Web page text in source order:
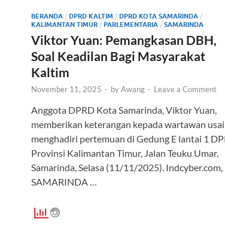
o
k
p
p
BERANDA / DPRD KALTIM / DPRD KOTA SAMARINDA /
KALIMANTAN TIMUR / PARLEMENTARIA / SAMARINDA
Viktor Yuan: Pemangkasan DBH,
Soal Keadilan Bagi Masyarakat
Kaltim
November 11, 2025 - byAwang - Leave a Comment
Anggota DPRD Kota Samarinda, Viktor Yuan,
memberikan keterangan kepada wartawan usai
menghadiri pertemuan di Gedung E lantai 1
Provinsi Kalimantan Timur, Jalan Teuku Umar,
Samarinda, Selasa (11/11/2025). Indcyber.com,
SAMARINDA …